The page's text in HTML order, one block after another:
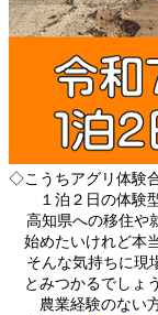
◇こうちアグリ体験
１泊２日の体験型
高知県への移住や
始めたいけれど本
そんな気持ちに現
とみつかるでしょう
農業経験のない